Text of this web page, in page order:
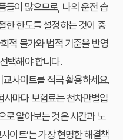
들이 많으므로, 나의 운전 습
한 한도를 설정하는 것이 중
적 물가와 법적 기준을 반영
택해야 합니다.
사이트를 적극 활용하세요.
마다 보험료는 천차만별입
로 알아보는 것은 시간과 노
이트’는 가장 현명한 해결책